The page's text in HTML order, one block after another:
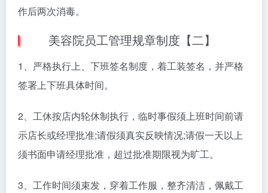
作后两次消毒。
美容院员工管理规章制度【二】
1、严格执行上、下班签名制度，着工装签名，并严格
签署上下班具体时间。
2、工休按店内轮休制执行，临时事假须上班时间前请
示店长或经理批准;请假须真实反映情况;请假一天以上
须书面申请经理批准，超过批准期限视为旷工。
3、工作时间须束发，穿着工作服，整齐清洁，佩戴工